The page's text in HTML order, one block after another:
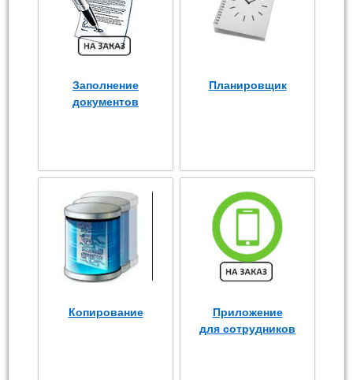
Заполнение
документов
Планировщик
Копирование
Приложение
для сотрудников